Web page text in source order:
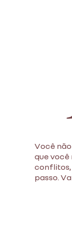
Você
que
conflitos,
passo.